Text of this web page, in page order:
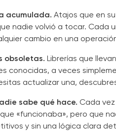
acumulada. Atajos que en
nadie volvió a tocar. Cada
cambio en una
obsoletas. Librerías que
conocidas, a veces
actualizar una,
sabe qué hace. Cada
«funcionaba», pero que
y sin una lógica clara